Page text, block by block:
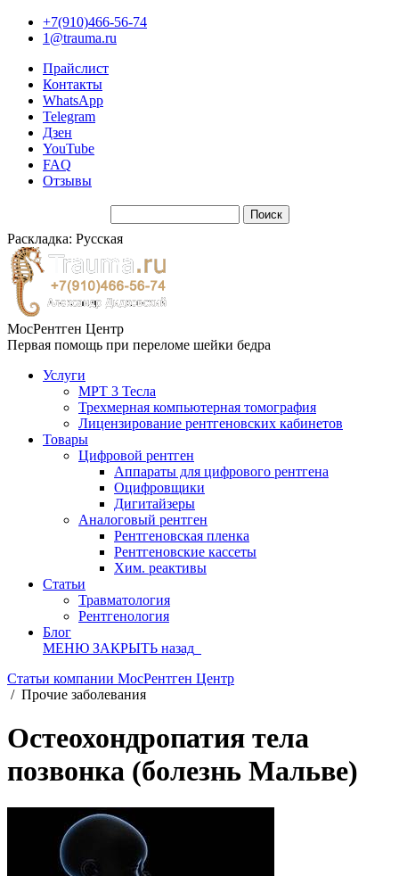
+7(910)466-56-74
1@trauma.ru
Прайслист
Контакты
WhatsApp
Telegram
Дзен
YouTube
FAQ
Отзывы
Раскладка: Русская
МосРентген Центр
Первая помощь при переломе шейки бедра
Услуги
МРТ 3 Тесла
Трехмерная компьютерная томография
Лицензирование рентгеновских кабинетов
Товары
Цифровой рентген
Аппараты для цифрового рентгена
Оцифровщики
Дигитайзеры
Аналоговый рентген
Рентгеновская пленка
Рентгеновские кассеты
Хим. реактивы
Статьи
Травматология
Рентгенология
Блог
МЕНЮ ЗАКРЫТЬ назад
Статьи компании МосРентген Центр
/ Прочие заболевания
Остеохондропатия тела
позвонка (болезнь Мальве)